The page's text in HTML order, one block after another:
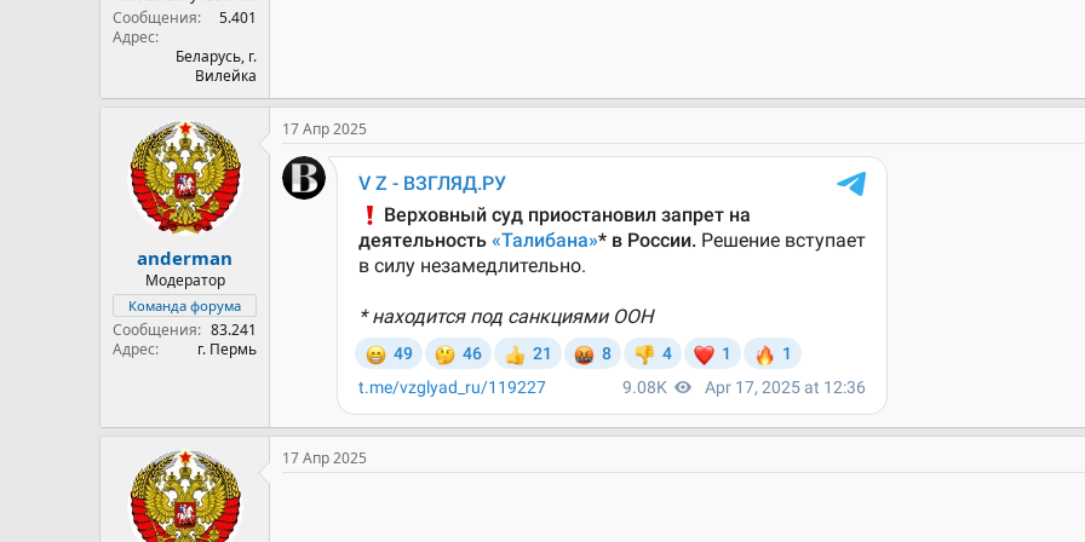
Сообщения
5.401
Адрес
Беларусь, г.
Вилейка
anderman
Модератор
Команда форума
Сообщения
83.241
Адрес
г. Пермь
17 Апр 2025
17 Апр 2025